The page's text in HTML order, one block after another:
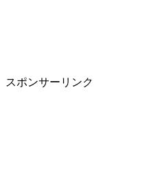
スポンサーリンク